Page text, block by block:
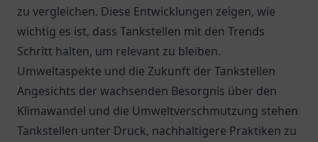
zu vergleichen. Diese Entwicklungen zeigen, wie
wichtig es ist, dass Tankstellen mit den Trends
Schritt halten, um relevant zu bleiben.
Umweltaspekte und die Zukunft der Tankstellen
Angesichts der wachsenden Besorgnis über den
Klimawandel und die Umweltverschmutzung stehen
Tankstellen unter Druck, nachhaltigere Praktiken zu